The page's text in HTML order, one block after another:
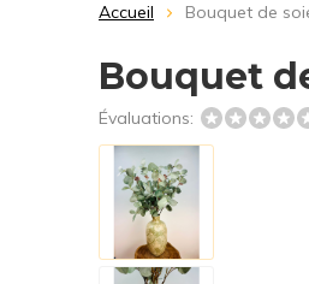
Accueil Bouquet de
Bouquet
Évaluations: